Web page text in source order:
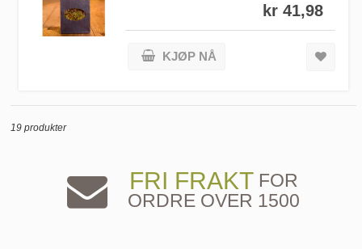
kr 41,98
KJØP NÅ
19 produkter
FRI FRAKTFOR
ORDRE OVER 1500